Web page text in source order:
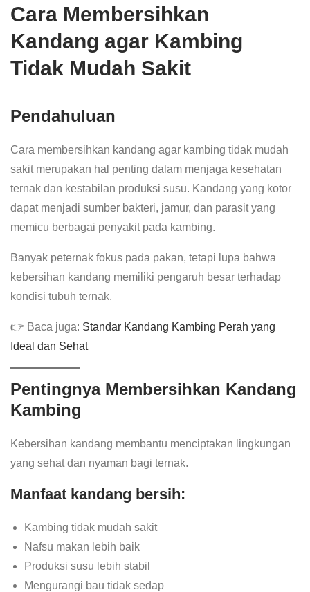
Cara Membersihkan
Kandang agar Kambing
Tidak Mudah Sakit
Pendahuluan
Cara membersihkan kandang agar kambing tidak mudah
sakit merupakan hal penting dalam menjaga kesehatan
ternak dan kestabilan produksi susu. Kandang yang kotor
dapat menjadi sumber bakteri, jamur, dan parasit yang
memicu berbagai penyakit pada kambing.
Banyak peternak fokus pada pakan, tetapi lupa bahwa
kebersihan kandang memiliki pengaruh besar terhadap
kondisi tubuh ternak.
👉 Baca juga: Standar Kandang Kambing Perah yang
Ideal dan Sehat
Pentingnya Membersihkan Kandang
Kambing
Kebersihan kandang membantu menciptakan lingkungan
yang sehat dan nyaman bagi ternak.
Manfaat kandang bersih:
Kambing tidak mudah sakit
Nafsu makan lebih baik
Produksi susu lebih stabil
Mengurangi bau tidak sedap